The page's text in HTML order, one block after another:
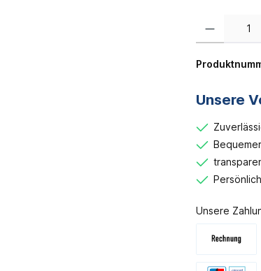
Unsere
Unsere